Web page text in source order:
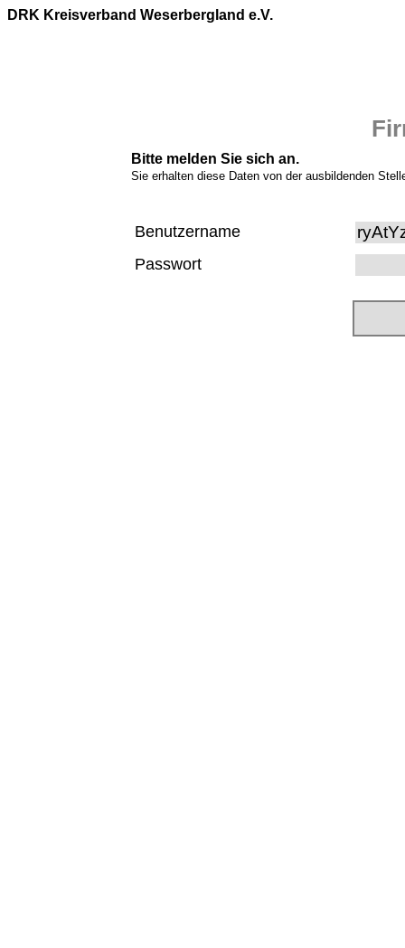
DRK Kreisverband Weserbergland e.V.
Bitte melden Sie sich an.
Sie erhalten diese Daten von der ausbildenden
Benutzername
Passwort